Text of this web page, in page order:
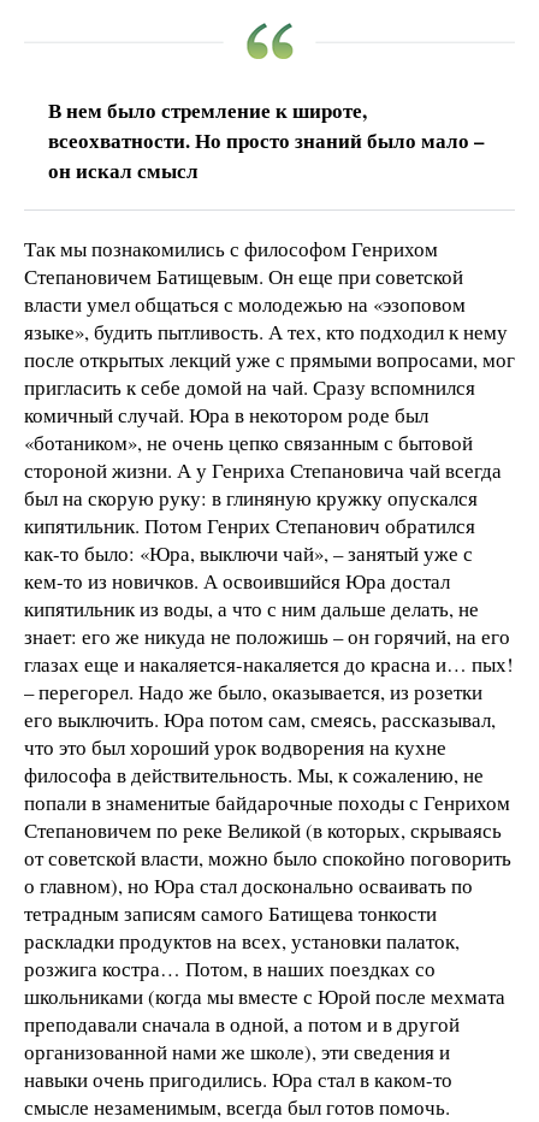
В нем было стремление к широте,
всеохватности. Но просто знаний было мало –
он искал смысл
Так мы познакомились с философом Генрихом
Степановичем Батищевым. Он еще при советской
власти умел общаться с молодежью на «эзоповом
языке», будить пытливость. А тех, кто подходил к нему
после открытых лекций уже с прямыми вопросами, мог
пригласить к себе домой на чай. Сразу вспомнился
комичный случай. Юра в некотором роде был
«ботаником», не очень цепко связанным с бытовой
стороной жизни. А у Генриха Степановича чай всегда
был на скорую руку: в глиняную кружку опускался
кипятильник. Потом Генрих Степанович обратился
как-то было: «Юра, выключи чай», – занятый уже с
кем-то из новичков. А освоившийся Юра достал
кипятильник из воды, а что с ним дальше делать, не
знает: его же никуда не положишь – он горячий, на его
глазах еще и накаляется-накаляется до красна и… пых!
– перегорел. Надо же было, оказывается, из розетки
его выключить. Юра потом сам, смеясь, рассказывал,
что это был хороший урок водворения на кухне
философа в действительность. Мы, к сожалению, не
попали в знаменитые байдарочные походы с Генрихом
Степановичем по реке Великой (в которых, скрываясь
от советской власти, можно было спокойно поговорить
о главном), но Юра стал досконально осваивать по
тетрадным записям самого Батищева тонкости
раскладки продуктов на всех, установки палаток,
розжига костра… Потом, в наших поездках со
школьниками (когда мы вместе с Юрой после мехмата
преподавали сначала в одной, а потом и в другой
организованной нами же школе), эти сведения и
навыки очень пригодились. Юра стал в каком-то
смысле незаменимым, всегда был готов помочь.